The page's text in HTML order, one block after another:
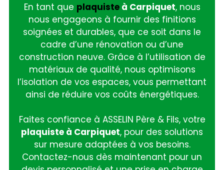
En tant que plaquisteà Carpiquet, nous
nous engageons à fournir des finitions
soignées et durables, que ce soit dans le
cadre d’une rénovation ou d’une
construction neuve. Grâce à l’utilisation de
matériaux de qualité, nous optimisons
l’isolation de vos espaces, vous permettant
ainsi de réduire vos coûts énergétiques.
Faites confiance à ASSELIN Père & Fils, votre
plaquiste à Carpiquet, pour des solutions
sur mesure adaptées à vos besoins.
Contactez-nous dès maintenant pour un